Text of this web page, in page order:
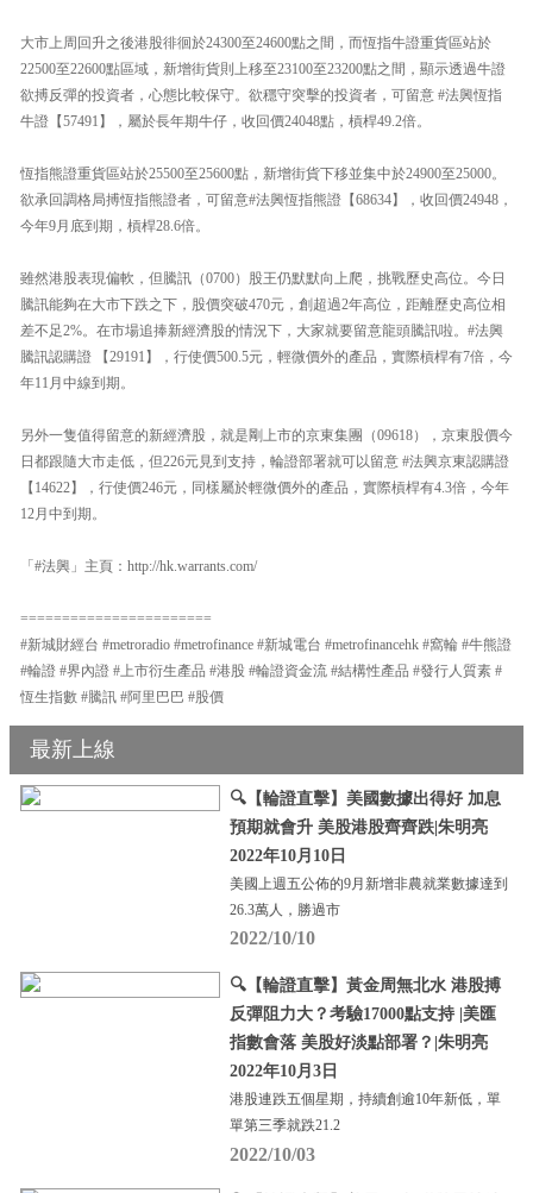
大市上周回升之後港股徘徊於24300至24600點之間，而恆指牛證重貨區站於
22500至22600點區域，新增街貨則上移至23100至23200點之間，顯示透過牛證
欲搏反彈的投資者，心態比較保守。欲穩守突擊的投資者，可留意 #法興恆指
牛證【57491】，屬於長年期牛仔，收回價24048點，槓桿49.2倍。
恆指熊證重貨區站於25500至25600點，新增街貨下移並集中於24900至25000。
欲承回調格局搏恆指熊證者，可留意#法興恆指熊證【68634】，收回價24948，
今年9月底到期，槓桿28.6倍。
雖然港股表現偏軟，但騰訊（0700）股王仍默默向上爬，挑戰歷史高位。今日
騰訊能夠在大市下跌之下，股價突破470元，創超過2年高位，距離歷史高位相
差不足2%。在市場追捧新經濟股的情況下，大家就要留意龍頭騰訊啦。#法興
騰訊認購證 【29191】，行使價500.5元，輕微價外的產品，實際槓桿有7倍，今
年11月中線到期。
另外一隻值得留意的新經濟股，就是剛上市的京東集團（09618），京東股價今
日都跟隨大市走低，但226元見到支持，輪證部署就可以留意 #法興京東認購證
【14622】，行使價246元，同樣屬於輕微價外的產品，實際槓桿有4.3倍，今年
12月中到期。
「#法興」主頁：http://hk.warrants.com/
=======================
#新城財經台 #metroradio #metrofinance #新城電台 #metrofinancehk #窩輪 #牛熊證
#輪證 #界內證 #上市衍生產品 #港股 #輪證資金流 #結構性產品 #發行人質素 #
恆生指數 #騰訊 #阿里巴巴 #股價
最新上線
🔍【輪證直擊】美國數據出得好 加息
預期就會升 美股港股齊齊跌|朱明亮
2022年10月10日
美國上週五公佈的9月新增非農就業數據達到
26.3萬人，勝過市
2022/10/10
🔍【輪證直擊】黃金周無北水 港股搏
反彈阻力大？考驗17000點支持 |美匯
指數會落 美股好淡點部署？|朱明亮
2022年10月3日
港股連跌五個星期，持續創逾10年新低，單
單第三季就跌21.2
2022/10/03